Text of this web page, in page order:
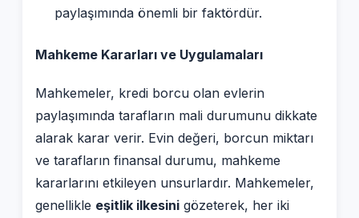
paylaşımında önemli bir faktördür.
Mahkeme Kararları ve Uygulamaları
Mahkemeler, kredi borcu olan evlerin
paylaşımında tarafların mali durumunu dikkate
alarak karar verir. Evin değeri, borcun miktarı
ve tarafların finansal durumu, mahkeme
kararlarını etkileyen unsurlardır. Mahkemeler,
genellikle eşitlik ilkesini gözeterek, her iki